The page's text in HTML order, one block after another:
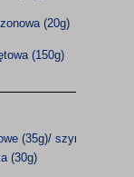
(20g)
(150g)
(35g)/ szyneczka
(30g)